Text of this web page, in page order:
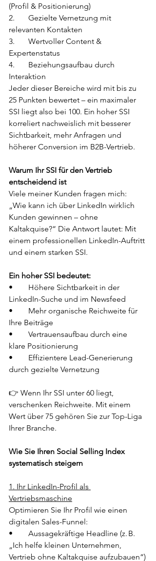
(Profil & Positionierung)
2.	Gezielte Vernetzung mit
relevanten Kontakten
3.	Wertvoller Content &
Expertenstatus
4.	Beziehungsaufbau durch
Interaktion
Jeder dieser Bereiche wird mit bis zu
25 Punkten bewertet – ein maximaler
SSI liegt also bei 100. Ein hoher SSI
korreliert nachweislich mit besserer
Sichtbarkeit, mehr Anfragen und
höherer Conversion im B2B-Vertrieb.
Warum Ihr SSI für den Vertrieb
entscheidend ist
Viele meiner Kunden fragen mich:
„Wie kann ich über LinkedIn wirklich
Kunden gewinnen – ohne
Kaltakquise?“ Die Antwort lautet: Mit
einem professionellen LinkedIn-Auftritt
und einem starken SSI.
Ein hoher SSI bedeutet:
•	Höhere Sichtbarkeit in der
LinkedIn-Suche und im Newsfeed
•	Mehr organische Reichweite für
Ihre Beiträge
•	Vertrauensaufbau durch eine
klare Positionierung
•	Effizientere Lead-Generierung
durch gezielte Vernetzung
👉 Wenn Ihr SSI unter 60 liegt,
verschenken Reichweite. Mit einem
Wert über 75 gehören Sie zur Top-Liga
Ihrer Branche.
Wie Sie Ihren Social Selling Index
systematisch steigern
1. Ihr LinkedIn-Profil als
Vertriebsmaschine
Optimieren Sie Ihr Profil wie einen
digitalen Sales-Funnel:
•	Aussagekräftige Headline (z. B.
„Ich helfe kleinen Unternehmen,
Vertrieb ohne Kaltakquise aufzubauen“)